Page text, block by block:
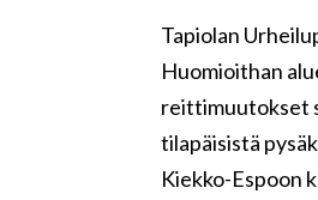
Tapiolan
Huomioithan
reittimuutokset
tilapäisistä
Kiekko-Espoon